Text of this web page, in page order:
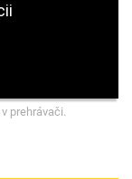
v prehrávači.